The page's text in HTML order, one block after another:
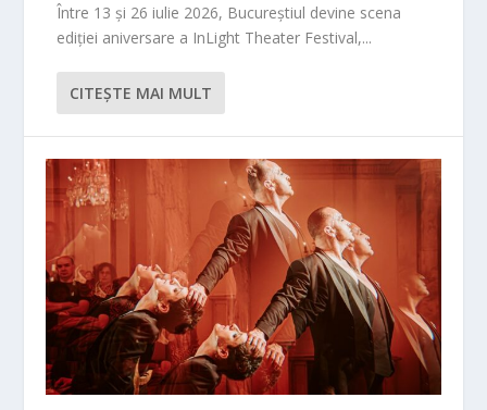
Între 13 și 26 iulie 2026, Bucureștiul devine scena
ediției aniversare a InLight Theater Festival,...
CITEŞTE MAI MULT